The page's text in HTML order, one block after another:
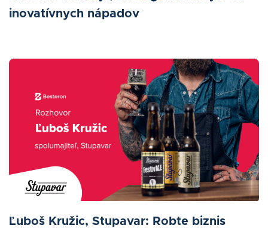
inovatívnych nápadov
Ľuboš Kružic, Stupavar: Robte biznis